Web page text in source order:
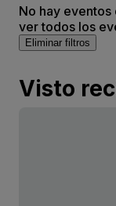
No hay
ver todos los
Eliminar filtros
Visto